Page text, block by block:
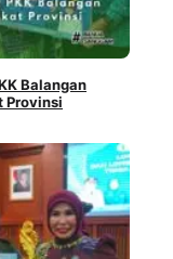
Balangan
Provinsi